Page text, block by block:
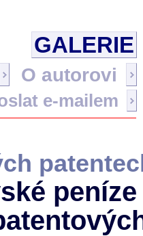
GALERIE
O autorovi
e-mailem